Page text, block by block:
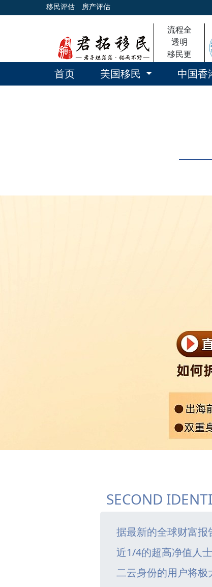
移民评估 房产评估
流程全
透明
移民更
放心
首页 美国移民 中国香
SECOND
据最新的全球财富
近1/4的超高净值人
二云身份的用户将